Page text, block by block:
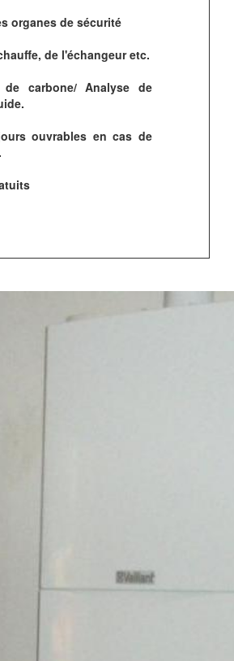
organes de sécurité
de l'échangeur etc.
carbone/ Analyse de
ouvrables en cas de